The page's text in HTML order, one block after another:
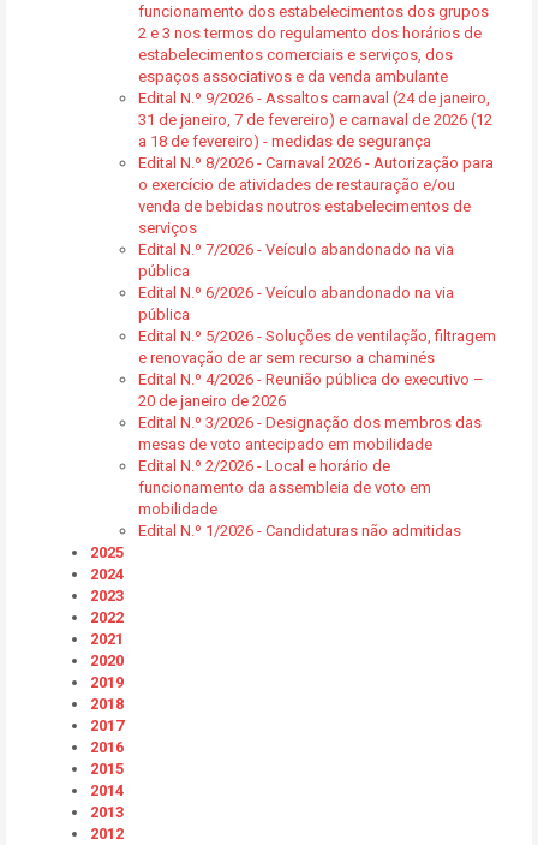
funcionamento dos estabelecimentos dos grupos
2 e 3 nos termos do regulamento dos horários de
estabelecimentos comerciais e serviços, dos
espaços associativos e da venda ambulante
Edital N.º 9/2026 - Assaltos carnaval (24 de janeiro,
31 de janeiro, 7 de fevereiro) e carnaval de 2026 (12
a 18 de fevereiro) - medidas de segurança
Edital N.º 8/2026 - Carnaval 2026 - Autorização para
o exercício de atividades de restauração e/ou
venda de bebidas noutros estabelecimentos de
serviços
Edital N.º 7/2026 - Veículo abandonado na via
pública
Edital N.º 6/2026 - Veículo abandonado na via
pública
Edital N.º 5/2026 - Soluções de ventilação, filtragem
e renovação de ar sem recurso a chaminés
Edital N.º 4/2026 - Reunião pública do executivo –
20 de janeiro de 2026
Edital N.º 3/2026 - Designação dos membros das
mesas de voto antecipado em mobilidade
Edital N.º 2/2026 - Local e horário de
funcionamento da assembleia de voto em
mobilidade
Edital N.º 1/2026 - Candidaturas não admitidas
2025
2024
2023
2022
2021
2020
2019
2018
2017
2016
2015
2014
2013
2012